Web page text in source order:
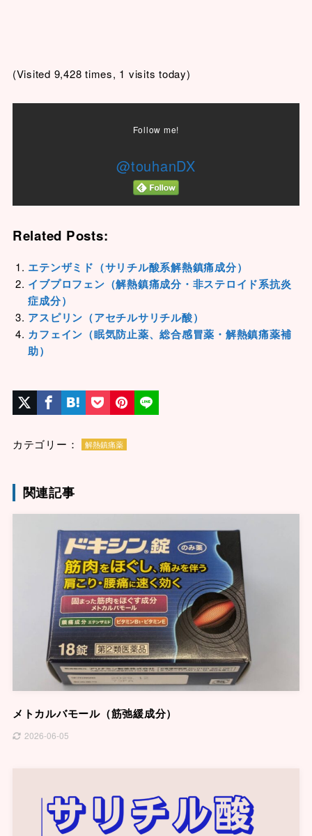
(Visited 9,428 times, 1 visits today)
Follow me!
@touhanDX
Related Posts:
エテンザミド（サリチル酸系解熱鎮痛成分）
イブプロフェン（解熱鎮痛成分・非ステロイド系抗炎
症成分）
アスピリン（アセチルサリチル酸）
カフェイン（眠気防止薬、総合感冒薬・解熱鎮痛薬補
助）
カテゴリー： 解熱鎮痛薬
関連記事
メトカルバモール（筋弛緩成分）
2026-06-05